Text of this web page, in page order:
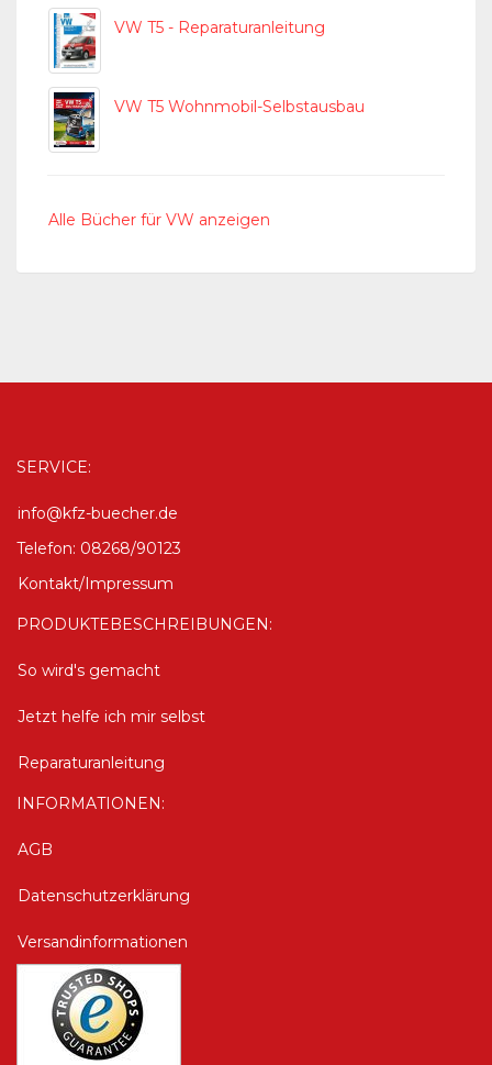
VW T5 - Reparaturanleitung
VW T5 Wohnmobil-Selbstausbau
Alle Bücher für VW anzeigen
SERVICE:
info@kfz-buecher.de
Telefon: 08268/90123
Kontakt/Impressum
PRODUKTEBESCHREIBUNGEN:
So wird's gemacht
Jetzt helfe ich mir selbst
Reparaturanleitung
INFORMATIONEN:
AGB
Datenschutzerklärung
Versandinformationen